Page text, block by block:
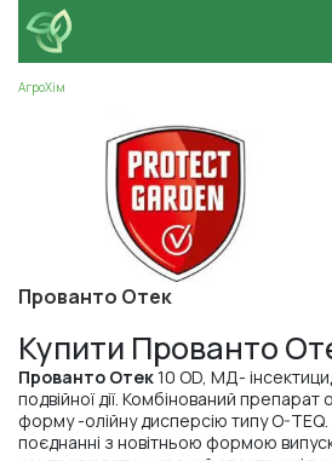
АгроХім
Прованто Отек
Купити Прованто
Прованто Отек10 OD, МД-
подвійної дії. Комбінований препарат
форму -олійну дисперсію типу O-TEQ.
поєднанні з новітньою формою